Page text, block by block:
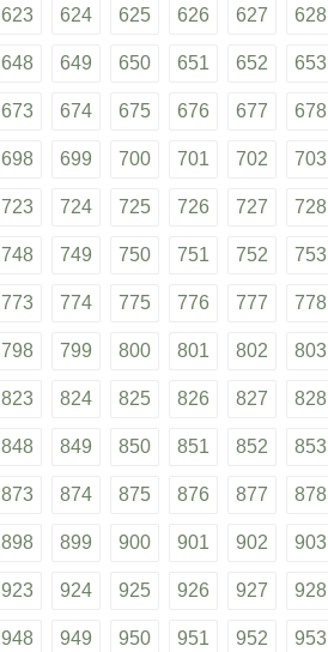
623 624 625 626 627 628
648 649 650 651 652 653
673 674 675 676 677 678
698 699 700 701 702 703
723 724 725 726 727 728
748 749 750 751 752 753
773 774 775 776 777 778
798 799 800 801 802 803
823 824 825 826 827 828
848 849 850 851 852 853
873 874 875 876 877 878
898 899 900 901 902 903
923 924 925 926 927 928
948 949 950 951 952 953